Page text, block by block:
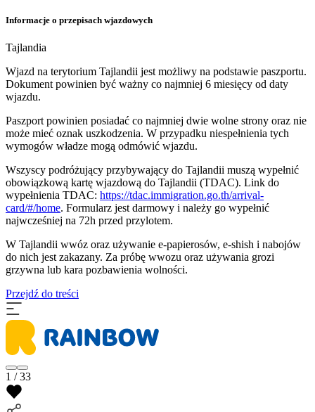
Informacje o przepisach wjazdowych
Tajlandia
Wjazd na terytorium Tajlandii jest możliwy na podstawie paszportu.
Dokument powinien być ważny co najmniej 6 miesięcy od daty
wjazdu.
Paszport powinien posiadać co najmniej dwie wolne strony oraz nie
może mieć oznak uszkodzenia. W przypadku niespełnienia tych
wymogów władze mogą odmówić wjazdu.
Wszyscy podróżujący przybywający do Tajlandii muszą wypełnić
obowiązkową kartę wjazdową do Tajlandii (TDAC). Link do
wypełnienia TDAC: https://tdac.immigration.go.th/arrival-
card/#/home. Formularz jest darmowy i należy go wypełnić
najwcześniej na 72h przed przylotem.
W Tajlandii wwóz oraz używanie e-papierosów, e-shish i nabojów
do nich jest zakazany. Za próbę wwozu oraz używania grozi
grzywna lub kara pozbawienia wolności.
Przejdź do treści
1 / 33